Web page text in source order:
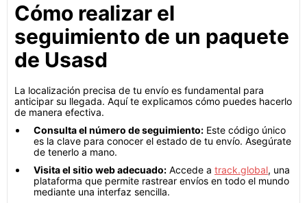
Cómo realizar el
seguimiento de un paquete
de Usasd
La localización precisa de tu envío es fundamental para
anticipar su llegada. Aquí te explicamos cómo puedes hacerlo
de manera efectiva.
Consulta el número de seguimiento: Este código único
es la clave para conocer el estado de tu envío. Asegúrate
de tenerlo a mano.
Visita el sitio web adecuado: Accede a track.global, una
plataforma que permite rastrear envíos en todo el mundo
mediante una interfaz sencilla.